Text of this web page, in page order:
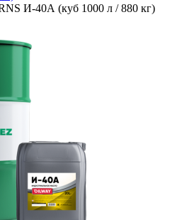
И-40А (куб 1000 л / 880 кг)